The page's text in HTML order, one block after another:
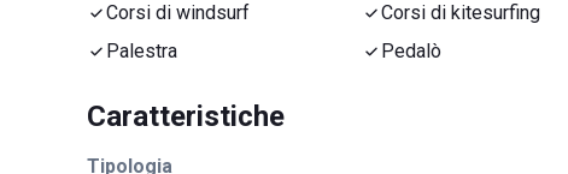
Corsi di windsurf
Corsi di kitesurfing
Palestra
Pedalò
Caratteristiche
Tipologia